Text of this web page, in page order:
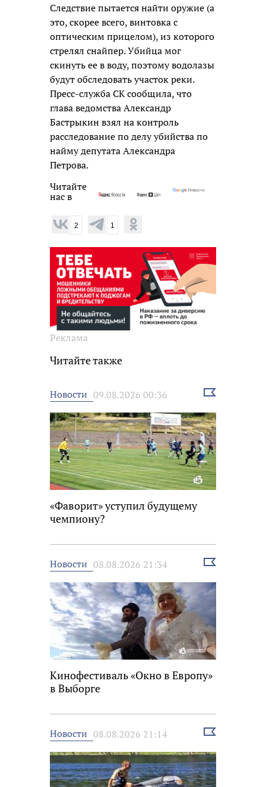
Следствие пытается найти оружие (а
это, скорее всего, винтовка с
оптическим прицелом), из которого
стрелял снайпер. Убийца мог
скинуть ее в воду, поэтому водолазы
будут обследовать участок реки.
Пресс-служба СК сообщила, что
глава ведомства Александр
Бастрыкин взял на контроль
расследование по делу убийства по
найму депутата Александра
Петрова.
Читайте
нас в
2 1
Реклама
Читайте также
Новости 09.08.2026 00:36
Выбрать
«Фаворит» уступил будущему
чемпиону?
Новости 08.08.2026 21:34
Выбрать
Кинофестиваль «Окно в Европу»
в Выборге
Новости 08.08.2026 21:14
Выбрать